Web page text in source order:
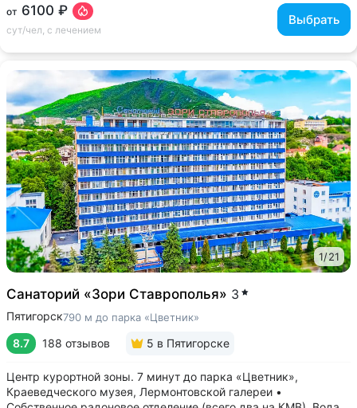
от 6100 ₽
сут/чел, с лечением
Выбрать
1/21
Санаторий «Зори Ставрополья» 3
Пятигорск790 м до парка «Цветник»
8.7 188 отзывов 5 в Пятигорске
Центр курортной зоны. 7 минут до парка «Цветник»,
Краеведческого музея, Лермонтовской галереи •